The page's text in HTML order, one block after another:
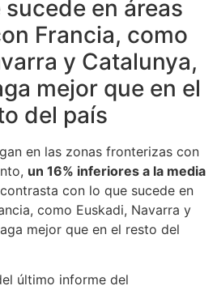
en áreas
Francia, como
y Catalunya,
mejor que en el
del país
en las zonas fronterizas con
un 16% inferiores a la media
con lo que sucede en
como Euskadi, Navarra y
mejor que en el resto del
último informe del